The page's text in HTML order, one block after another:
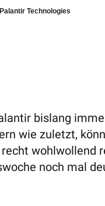
Palantir Technologies
bislang
wie zuletzt,
wohlwollend
noch mal